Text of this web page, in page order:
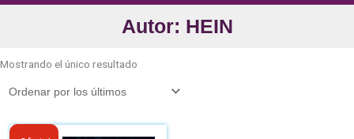
Autor: HEIN
Mostrando el único resultado
El
El